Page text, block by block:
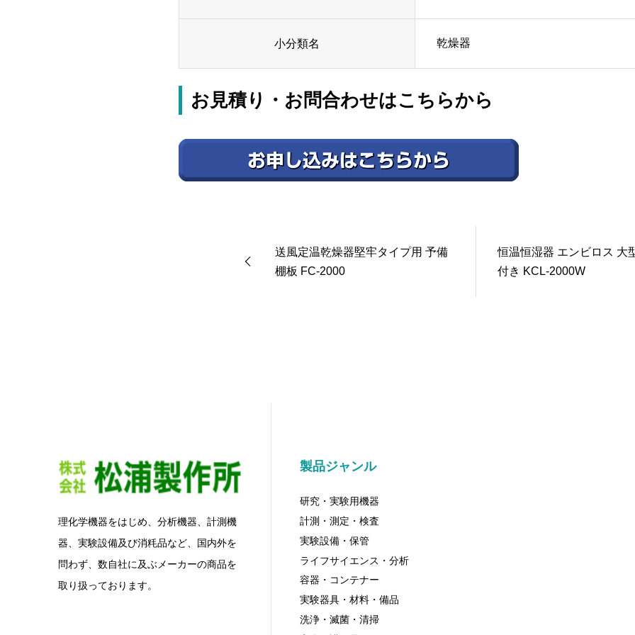
小分類名 乾燥器
お見積り・お問合わせはこちらから
送風定温乾燥器堅牢タイプ用 予備
棚板 FC-2000
恒温恒湿器 エンビロス 大
付き KCL-2000W
理化学機器をはじめ、分析機器、計測機
器、実験設備及び消粍品など、国内外を
問わず、数自社に及ぶメーカーの商品を
取り扱っております。
製品ジャンル
研究・実験用機器
計測・測定・検査
実験設備・保管
ライフサイエンス・分析
容器・コンテナー
実験器具・材料・備品
洗浄・滅菌・清掃